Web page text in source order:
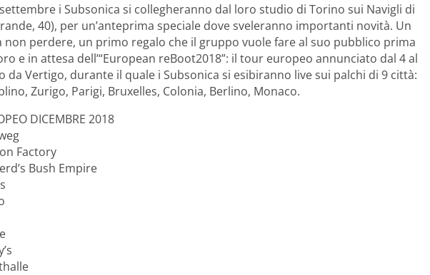
i Subsonica si collegheranno dal loro studio di Torino sui Navigli di
40), per un’anteprima speciale dove sveleranno importanti novità. Un
perdere, un primo regalo che il gruppo vuole fare al suo pubblico prima
e in attesa dell’“European reBoot2018”: il tour europeo annunciato dal 4 al
da Vertigo, durante il quale i Subsonica si esibiranno live sui palchi di 9 città:
Zurigo, Parigi, Bruxelles, Colonia, Berlino, Monaco.
DICEMBRE 2018
Factory
Bush Empire